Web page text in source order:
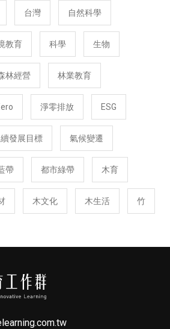
台灣 自然科學
教育 科學 生物
林經營 林業教育
淨零排放 ESG
發展目標 氣候變遷
帶 都市綠帶 木育
木文化 木生活 竹